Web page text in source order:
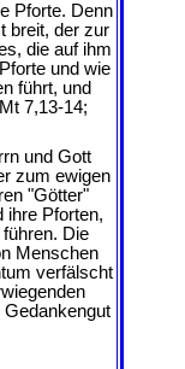
Pforte. Denn
breit, der zur
die auf ihm
und wie
führt, und
7,13-14;
und Gott
zum ewigen
"Götter"
ihre Pforten,
Die
Menschen
verfälscht